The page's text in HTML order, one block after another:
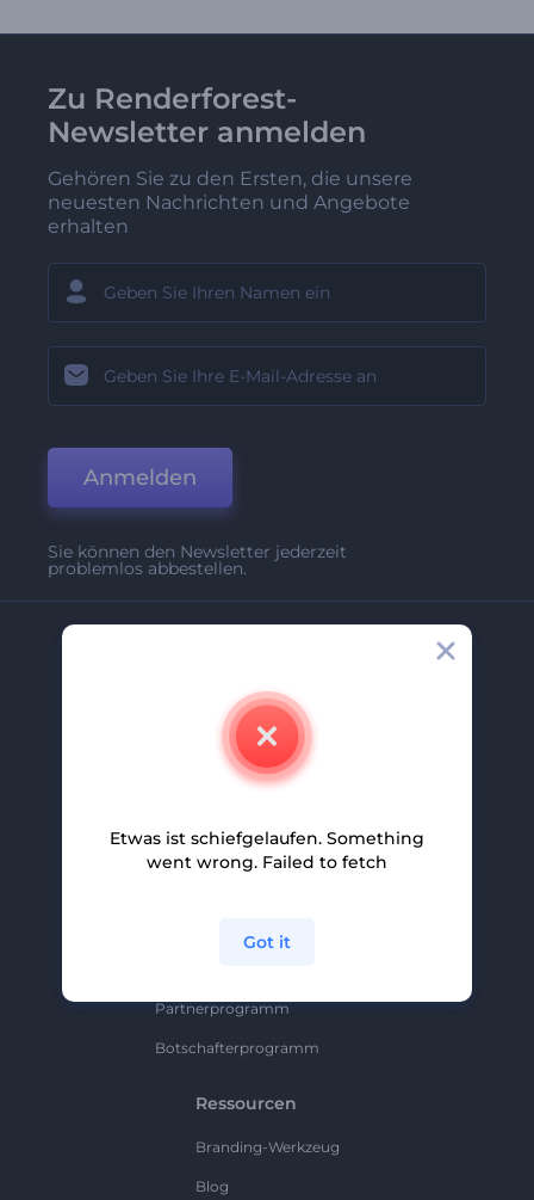
Zu Renderforest-
Newsletter anmelden
Gehören Sie zu den Ersten, die unsere
neuesten Nachrichten und Angebote
erhalten
Anmelden
Sie können den Newsletter jederzeit
problemlos abbestellen.
Partnerprogramm
Partnerprogramm
Botschafterprogramm
Ressourcen
Branding-Werkzeug
Blog
Etwas ist schiefgelaufen. Something
went wrong. Failed to fetch
Got it